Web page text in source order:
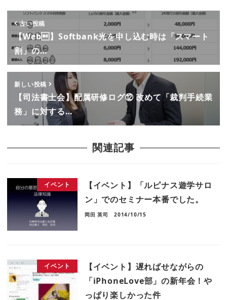
古い投稿
【Web】Softbank光を申し込む時は「スマート
割」の…
新しい投稿
【司法書士会】配属研修ログ⑫ 改めて「裁判手続業
務」に対する…
関連記事
イベント
【イベント】「ルピナス遊学サロ
ン」でのセミナー本番でした。
岡田 英司 2014/10/15
イベント
【イベント】遅ればせながらの
「iPhoneLove部」の新年会！や
っぱり楽しかった件